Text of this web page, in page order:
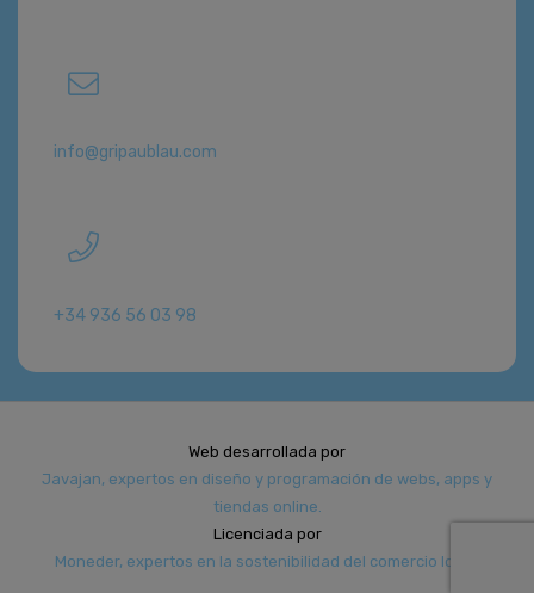
info@gripaublau.com
+34 936 56 03 98
Web desarrollada por
Javajan, expertos en diseño y programación de webs, apps y
tiendas online.
Licenciada por
Moneder, expertos en la sostenibilidad del comercio local.